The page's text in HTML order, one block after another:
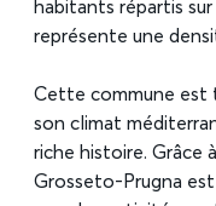
habitants répartis sur
représente une
Cette commune est
son climat
riche histoire. Grâce
Grosseto-Prugna